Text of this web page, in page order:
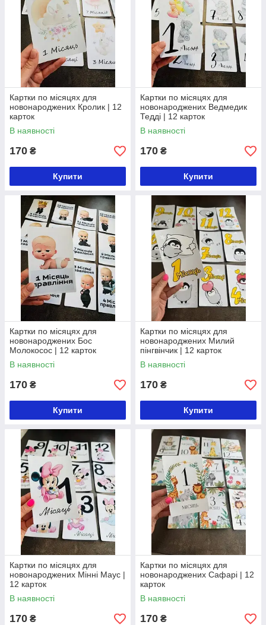
Картки по місяцях для
новонароджених Кролик | 12
карток
В наявності
170 ₴
Купити
Картки по місяцях для
новонароджених Ведмедик
Тедді | 12 карток
В наявності
170 ₴
Купити
Картки по місяцях для
новонароджених Бос
Молокосос | 12 карток
В наявності
170 ₴
Купити
Картки по місяцях для
новонароджених Милий
пінгвінчик | 12 карток
В наявності
170 ₴
Купити
Картки по місяцях для
новонароджених Мінні Маус |
12 карток
В наявності
170 ₴
Картки по місяцях для
новонароджених Сафарі | 12
карток
В наявності
170 ₴